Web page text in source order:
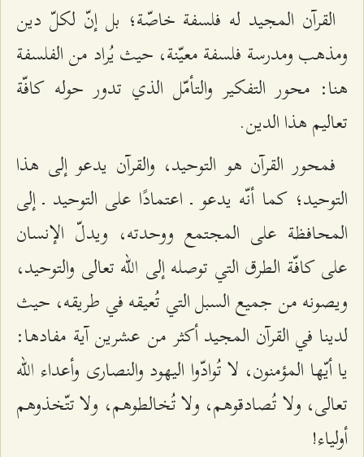
القرآن المجيد له فلسفة خاصّة؛ بل إنّ لكلّ دين
ومذهب ومدرسة فلسفة معيّنة، حيث يُراد من الفلسفة
هنا: محور التفكير والتأمّل الذي تدور حوله كافّة
تعاليم هذا الدين.
فمحور القرآن هو التوحيد، والقرآن يدعو إلى هذا
التوحيد؛ كما أنّه يدعو ـ اعتمادًا على التوحيد ـ إلى
المحافظة على المجتمع ووحدته، ويدلّ الإنسان
على كافّة الطرق التي توصله إلى الله تعالى والتوحيد،
ويصونه من جميع السبل التي تُعيقه في طريقه، حيث
لدينا في القرآن المجيد أكثر من عشرين آية مفادها:
يا أيّها المؤمنون، لا تُوادّوا اليهود والنصارى وأعداء الله
تعالى، ولا تُصادقوهم، ولا تُخالطوهم، ولا تتّخذوهم
أولياء!